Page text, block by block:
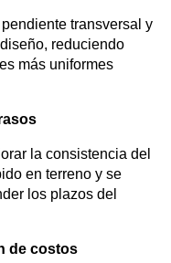
transversal y
reduciendo
más uniformes
la consistencia del
en terreno y se
los plazos del
de costos